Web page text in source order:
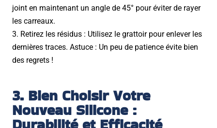
joint en maintenant un angle de 45° pour éviter de rayer
les carreaux.
3. Retirez les résidus : Utilisez le grattoir pour enlever les
dernières traces. Astuce : Un peu de patience évite bien
des regrets !
3. Bien Choisir Votre
Nouveau Silicone :